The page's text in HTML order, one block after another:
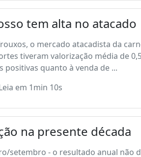
tem alta no atacado
o mercado atacadista da
tiveram valorização média de
quanto à venda de ...
em 1min 10s
na presente década
setembro - o resultado anual não